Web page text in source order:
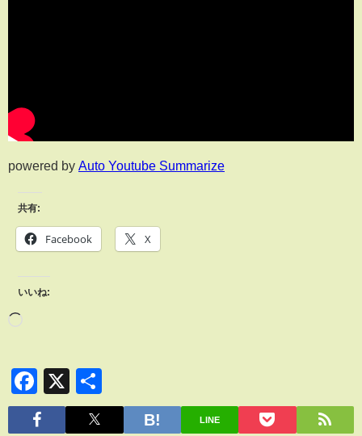
powered by Auto Youtube Summarize
共有:
Facebook X
いいね:
Facebook
X
有
LINE